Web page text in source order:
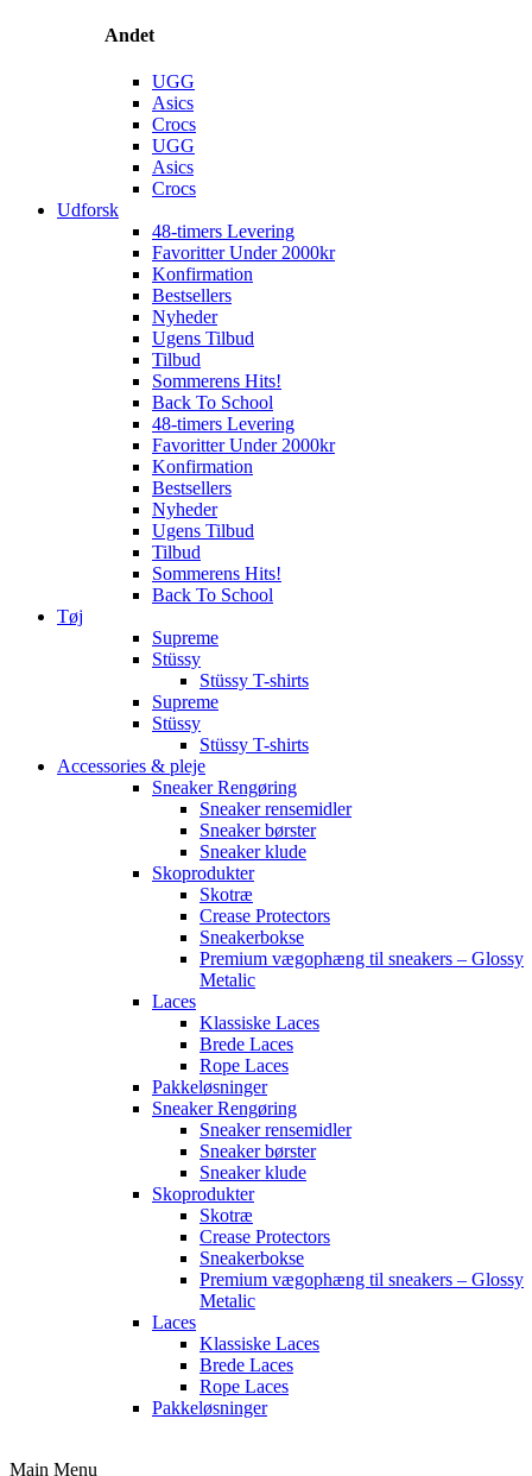
Andet
UGG
Asics
Crocs
UGG
Asics
Crocs
Udforsk
48-timers Levering
Favoritter Under 2000kr
Konfirmation
Bestsellers
Nyheder
Ugens Tilbud
Tilbud
Sommerens Hits!
Back To School
48-timers Levering
Favoritter Under 2000kr
Konfirmation
Bestsellers
Nyheder
Ugens Tilbud
Tilbud
Sommerens Hits!
Back To School
Tøj
Supreme
Stüssy
Stüssy T-shirts
Supreme
Stüssy
Stüssy T-shirts
Accessories & pleje
Sneaker Rengøring
Sneaker rensemidler
Sneaker børster
Sneaker klude
Skoprodukter
Skotræ
Crease Protectors
Sneakerbokse
Premium vægophæng til sneakers – Glossy
Metalic
Laces
Klassiske Laces
Brede Laces
Rope Laces
Pakkeløsninger
Sneaker Rengøring
Sneaker rensemidler
Sneaker børster
Sneaker klude
Skoprodukter
Skotræ
Crease Protectors
Sneakerbokse
Premium vægophæng til sneakers – Glossy
Metalic
Laces
Klassiske Laces
Brede Laces
Rope Laces
Pakkeløsninger
Main Menu